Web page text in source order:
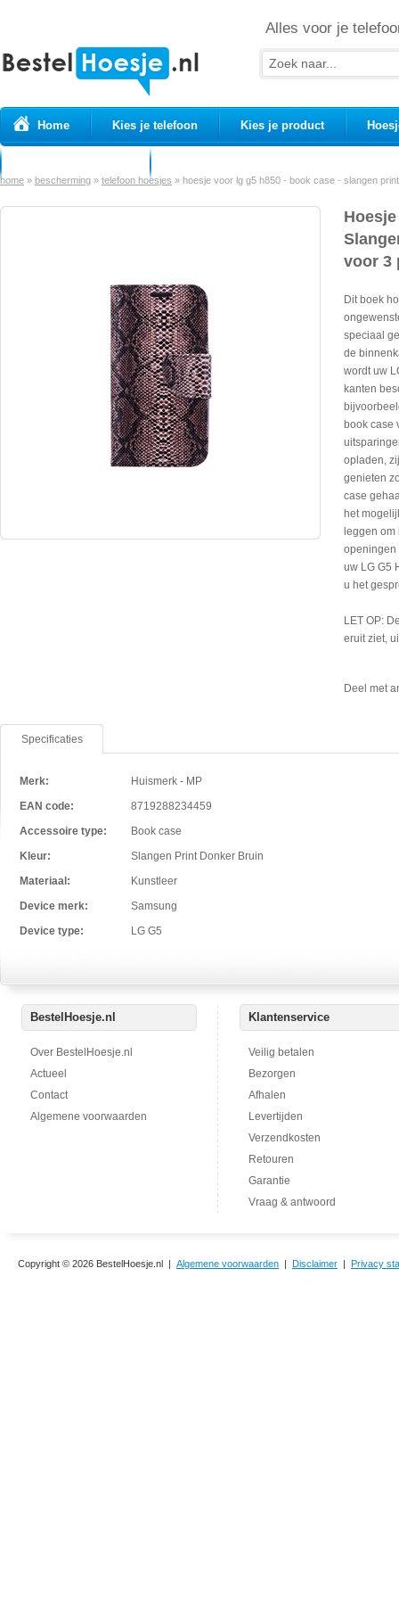
Alles voor je
Home Kies je telefoon Kies je product
home » bescherming » telefoon hoesjes » hoesje voor lg g5 h850 - book case - slangen
voor 3
Dit boek
speciaal
de
wordt uw
kanten
book case
opladen,
genieten
case
het
leggen
openingen
uw LG G5
u het
LET OP:
eruit ziet,
Deel met
Specificaties
Merk:
Huismerk - MP
EAN code:
8719288234459
Accessoire type:
Book case
Kleur:
Slangen Print Donker Bruin
Materiaal:
Kunstleer
Device merk:
Samsung
Device type:
LG G5
BestelHoesje.nl
Over BestelHoesje.nl
Actueel
Contact
Algemene voorwaarden
Klantenservice
Veilig betalen
Bezorgen
Afhalen
Levertijden
Verzendkosten
Retouren
Garantie
Vraag & antwoord
Copyright © 2026 BestelHoesje.nl | Algemene voorwaarden | Disclaimer | Privacy